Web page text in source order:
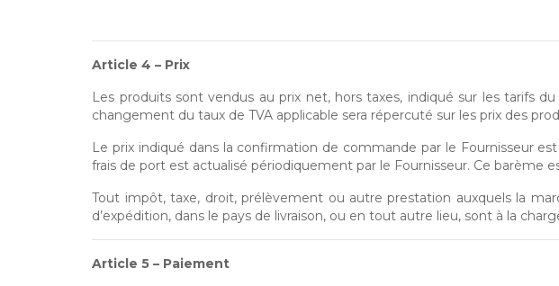
Article 4 – Prix
Les produits sont vendus au prix net, hors taxes, indiqué sur les tarifs
changement du taux de TVA applicable sera répercuté sur les prix des
Le prix indiqué dans la confirmation de commande par le Fournisseur
frais de port est actualisé périodiquement par le Fournisseur. Ce barème
Tout impôt, taxe, droit, prélèvement ou autre prestation auxquels la
d’expédition, dans le pays de livraison, ou en tout autre lieu, sont à la
Article 5 – Paiement